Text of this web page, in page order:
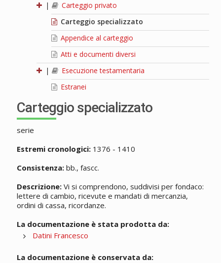
|
Carteggio privato
Carteggio specializzato
Appendice al carteggio
Atti e documenti diversi
|
Esecuzione testamentaria
Estranei
Carteggio specializzato
serie
Estremi cronologici:1376 - 1410
Consistenza:bb., fascc.
Descrizione:Vi si comprendono, suddivisi per fondaco:
lettere di cambio, ricevute e mandati di mercanzia,
ordini di cassa, ricordanze.
La documentazione è stata prodotta da:
Datini Francesco
La documentazione è conservata da: